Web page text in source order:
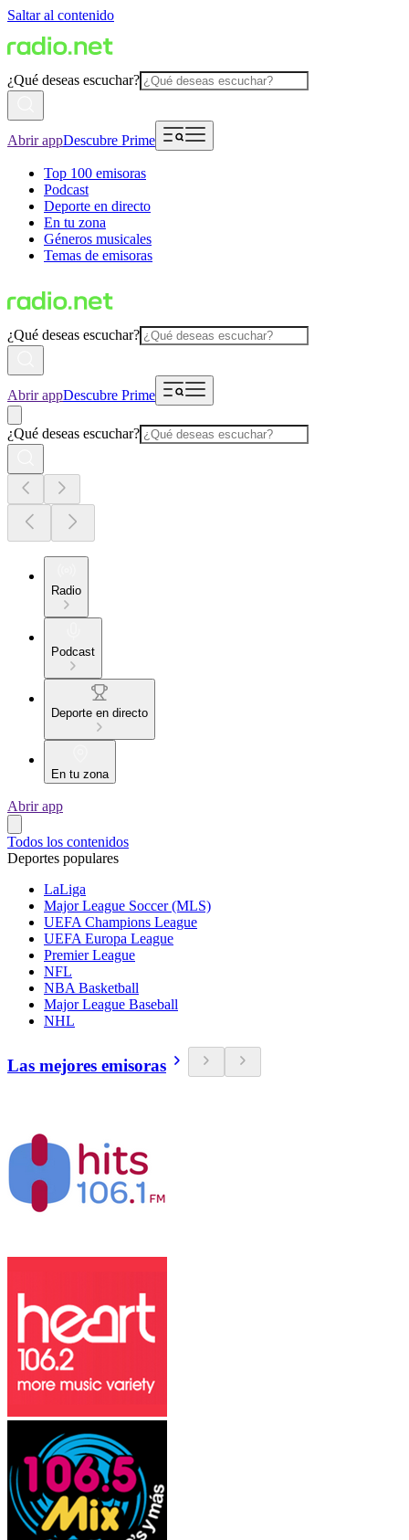
Saltar al contenido
¿Qué deseas escuchar?
Abrir appDescubre Prime
Top 100 emisoras
Podcast
Deporte en directo
En tu zona
Géneros musicales
Temas de emisoras
¿Qué deseas escuchar?
Abrir appDescubre Prime
¿Qué deseas escuchar?
Radio
Podcast
Deporte en directo
En tu zona
Abrir app
Todos los contenidos
Deportes populares
LaLiga
Major League Soccer (MLS)
UEFA Champions League
UEFA Europa League
Premier League
NFL
NBA Basketball
Major League Baseball
NHL
Las mejores emisoras